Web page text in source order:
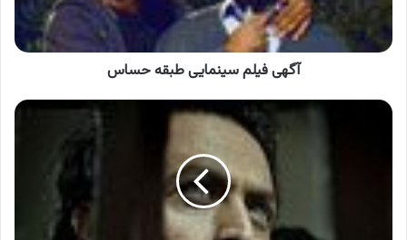
آگهی فیلم سینمایی طبقه حساس
آگهی